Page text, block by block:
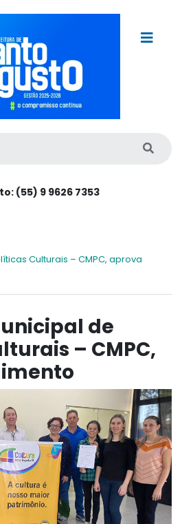
(55) 9 9626 7353
Culturais – CMPC, aprova
de
– CMPC,